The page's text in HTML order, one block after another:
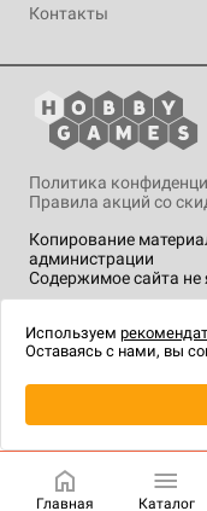
Контакты
Копирование
администрации
Содержимое сайта не
Политика
Правила акций со
технологии.
Главная Каталог
Используем
Оставаясь с нами, вы